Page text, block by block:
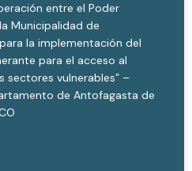
entre el Poder
Municipalidad de
la implementación del
para el acceso al
sectores vulnerables” –
de Antofagasta de